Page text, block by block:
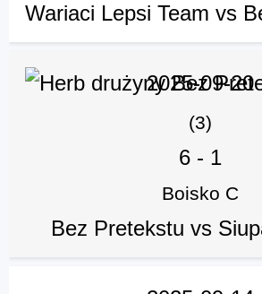
Wariaci Lepsi Team vs
2025-09-20
(3)
6 - 1
Boisko C
Bez Pretekstu vs